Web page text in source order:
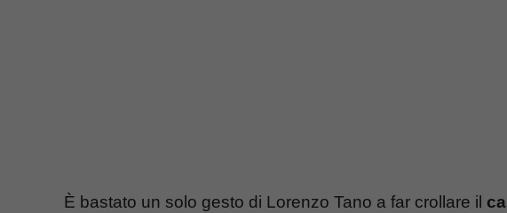
È bastato un solo gesto di Lorenzo Tano a far crollare il